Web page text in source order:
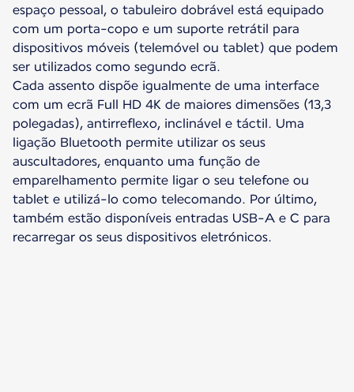
espaço pessoal, o tabuleiro dobrável está equipado
com um porta-copo e um suporte retrátil para
dispositivos móveis (telemóvel ou tablet) que podem
ser utilizados como segundo ecrã.
Cada assento dispõe igualmente de uma interface
com um ecrã Full HD 4K de maiores dimensões (13,3
polegadas), antirreflexo, inclinável e táctil. Uma
ligação Bluetooth permite utilizar os seus
auscultadores, enquanto uma função de
emparelhamento permite ligar o seu telefone ou
tablet e utilizá-lo como telecomando. Por último,
também estão disponíveis entradas USB-A e C para
recarregar os seus dispositivos eletrónicos.